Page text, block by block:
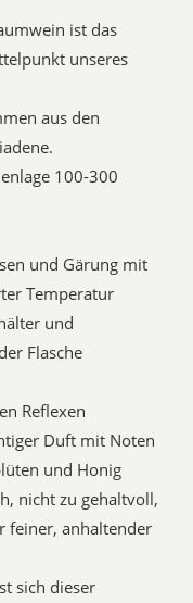
ist das
unseres
aus den
100-300
und Gärung mit
Temperatur
und
Flasche
Reflexen
Duft mit Noten
und Honig
nicht zu gehaltvoll,
feiner, anhaltender
sich dieser